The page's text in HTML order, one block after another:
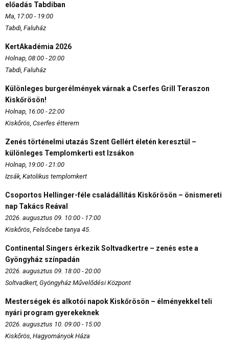
előadás Tabdiban
Ma, 17:00 - 19:00
Tabdi, Faluház
KertAkadémia 2026
Holnap, 08:00 - 20:00
Tabdi, Faluház
Különleges burgerélmények várnak a Cserfes Grill Teraszon
Kiskőrösön!
Holnap, 16:00 - 22:00
Kiskőrös, Cserfes étterem
Zenés történelmi utazás Szent Gellért életén keresztül –
különleges Templomkerti est Izsákon
Holnap, 19:00 - 21:00
Izsák, Katolikus templomkert
Csoportos Hellinger-féle családállítás Kiskőrösön – önismereti
nap Takács Reával
2026. augusztus 09. 10:00 - 17:00
Kiskőrös, Felsőcebe tanya 45.
Continental Singers érkezik Soltvadkertre – zenés este a
Gyöngyház színpadán
2026. augusztus 09. 18:00 - 20:00
Soltvadkert, Gyöngyház Művelődési Központ
Mesterségek és alkotói napok Kiskőrösön – élményekkel teli
nyári program gyerekeknek
2026. augusztus 10. 09:00 - 15:00
Kiskőrös, Hagyományok Háza